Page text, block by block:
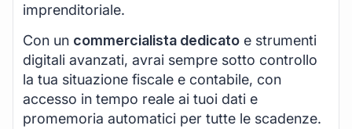
imprenditoriale.
Con un commercialista dedicato e strumenti
digitali avanzati, avrai sempre sotto controllo
la tua situazione fiscale e contabile, con
accesso in tempo reale ai tuoi dati e
promemoria automatici per tutte le scadenze.